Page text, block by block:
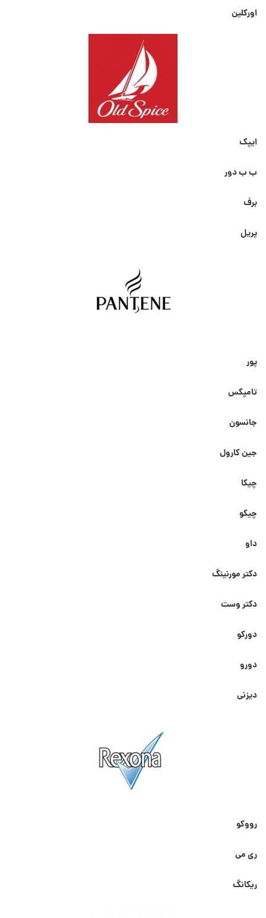
اورکلین
ایپک
ب ب دور
برف
پریل
پور
تامپکس
جانسون
جین کارول
چیکا
چیکو
داو
دکتر مورنینگ
دکتر وست
دورکو
دورو
دیزنی
رووکو
ری می
ریکانگ